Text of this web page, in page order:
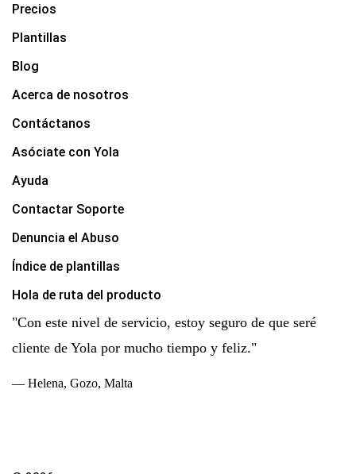
Precios
Plantillas
Blog
Acerca de nosotros
Contáctanos
Asóciate con Yola
Ayuda
Contactar Soporte
Denuncia el Abuso
Índice de plantillas
Hola de ruta del producto
"Con este nivel de servicio, estoy seguro de que seré
cliente de Yola por mucho tiempo y feliz."
— Helena, Gozo, Malta